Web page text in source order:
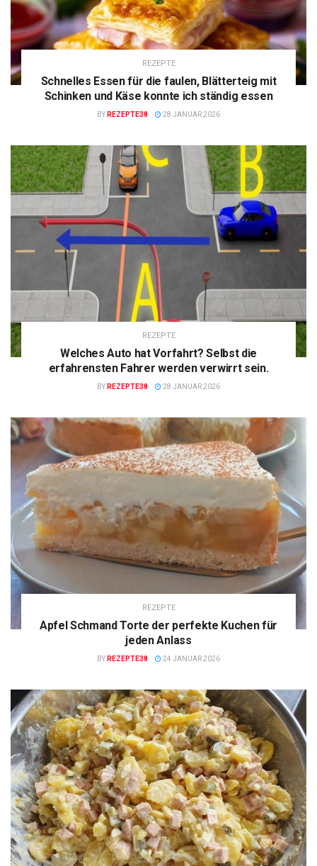
REZEPTE
Schnelles Essen für die faulen, Blätterteig mit
Schinken und Käse konnte ich ständig essen
BY REZEPTE38 28 JANUAR 2026
REZEPTE
Welches Auto hat Vorfahrt? Selbst die
erfahrensten Fahrer werden verwirrt sein.
BY REZEPTE38 28 JANUAR 2026
REZEPTE
Apfel Schmand Torte der perfekte Kuchen für
jeden Anlass
BY REZEPTE38 24 JANUAR 2026